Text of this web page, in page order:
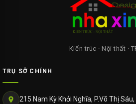
Kiến trúc · Nội thất ·
TRỤ SỞ CHÍNH
215 Nam Kỳ Khởi Nghĩa, P.Võ Thị Sáu,